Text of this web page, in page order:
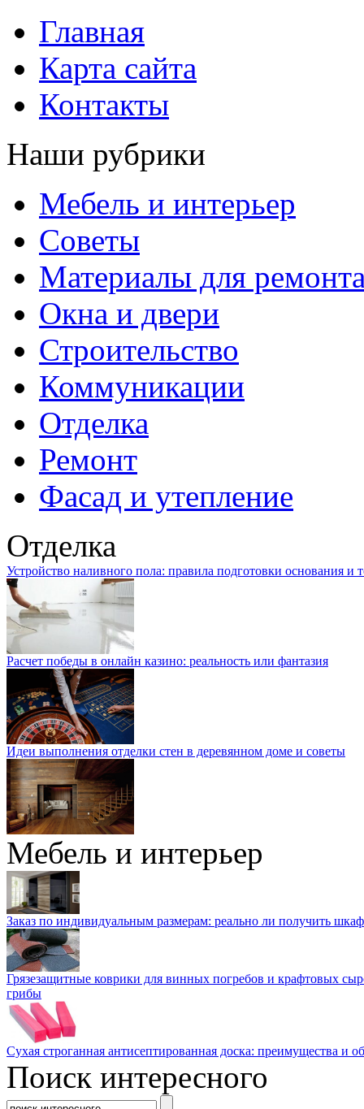
Главная
Карта сайта
Контакты
Наши рубрики
Мебель и интерьер
Советы
Материалы для
Окна и двери
Строительство
Коммуникации
Отделка
Ремонт
Фасад и утепление
Отделка
Устройство наливного пола: правила подготовки основания и
Расчет победы в онлайн казино: реальность или фантазия
Идеи выполнения отделки стен в деревянном доме и советы
Мебель и интерьер
Заказ по индивидуальным размерам: реально ли получить
Грязезащитные коврики для винных погребов и крафтовых
грибы
Сухая строганная антисептированная доска: преимущества и
Поиск интересного